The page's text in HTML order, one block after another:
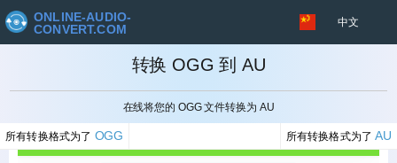
ONLINE-AUDIO-
CONVERT.COM
中文
转换 OGG 到 AU
在线将您的 OGG 文件转换为 AU
所有转换格式为了 OGG 所有转换格式为了AU
取消